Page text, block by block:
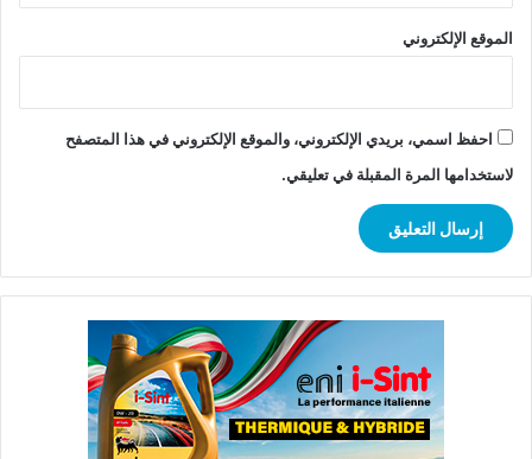
الموقع الإلكتروني
احفظ اسمي، بريدي الإلكتروني، والموقع الإلكتروني في هذا المتصفح
لاستخدامها المرة المقبلة في تعليقي.